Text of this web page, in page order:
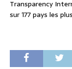
Transparency
sur 177 pays les